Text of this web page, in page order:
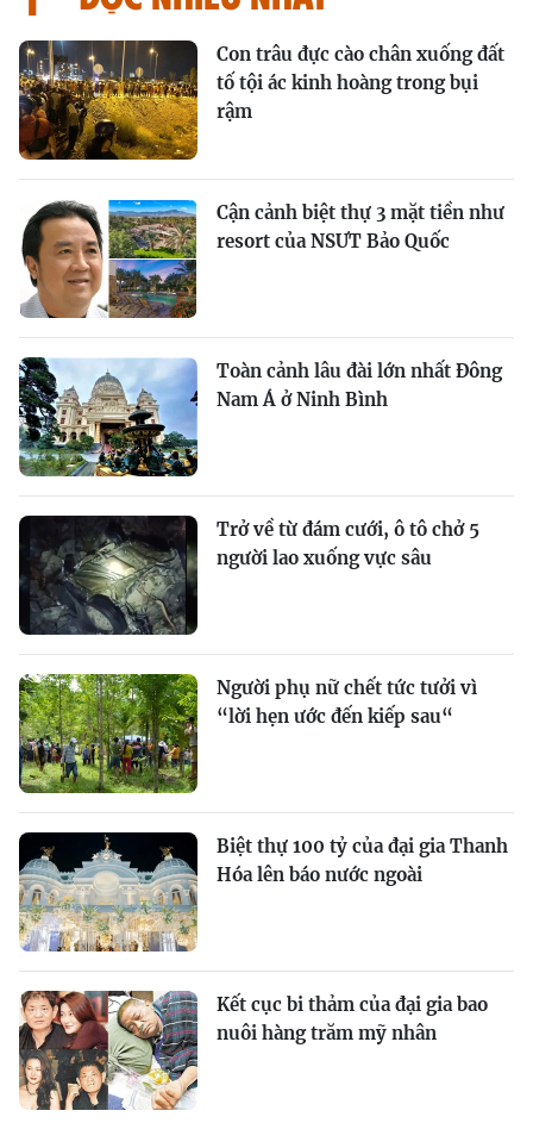
Con trâu đực cào chân xuống đất
tố tội ác kinh hoàng trong bụi
rậm
Cận cảnh biệt thự 3 mặt tiền như
resort của NSƯT Bảo Quốc
Toàn cảnh lâu đài lớn nhất Đông
Nam Á ở Ninh Bình
Trở về từ đám cưới, ô tô chở 5
người lao xuống vực sâu
Người phụ nữ chết tức tưởi vì
“lời hẹn ước đến kiếp sau“
Biệt thự 100 tỷ của đại gia Thanh
Hóa lên báo nước ngoài
Kết cục bi thảm của đại gia bao
nuôi hàng trăm mỹ nhân